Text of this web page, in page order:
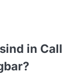
in Call